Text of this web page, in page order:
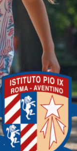
COORDINATRICE
didattiche della
Liceo Scientifico
Prof.ssa Marianna